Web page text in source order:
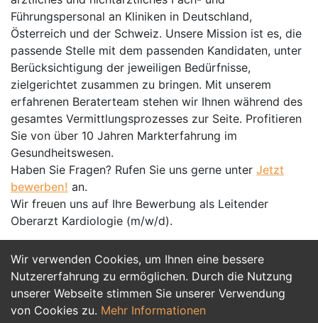
Wir verwenden Cookies, um Ihnen eine bessere
Nutzererfahrung zu ermöglichen. Durch die Nutzung
unserer Webseite stimmen Sie unserer Verwendung
von Cookies zu. Mehr Informationen
Führungspersonal an Kliniken in Deutschland,
Österreich und der Schweiz. Unsere Mission ist es, die
passende Stelle mit dem passenden Kandidaten, unter
Berücksichtigung der jeweiligen Bedürfnisse,
zielgerichtet zusammen zu bringen. Mit unserem
erfahrenen Beraterteam stehen wir Ihnen während des
gesamtes Vermittlungsprozesses zur Seite. Profitieren
Sie von über 10 Jahren Markterfahrung im
Gesundheitswesen.
Haben Sie Fragen? Rufen Sie uns gerne unter Jetzt
bewerben! an.
Wir freuen uns auf Ihre Bewerbung als Leitender
Oberarzt Kardiologie (m/w/d).
Jetzt Bewerben